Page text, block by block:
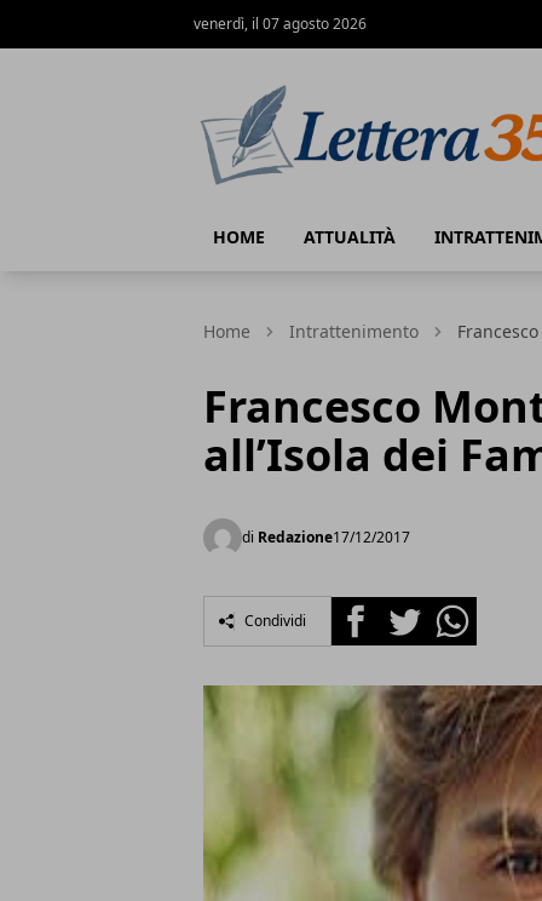
venerdì, il 07 agosto 2026
HOME ATTUALITÀ
Home Intrattenimento
Francesco
all’Isola dei
di Redazione17/12/2017
Condividi FacebookTwitterWhatsapp